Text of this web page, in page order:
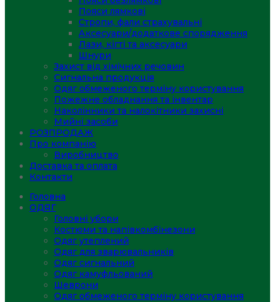
Пояси лямкові
Стропи, фали страхувальні
Аксесуари/додаткове спорядження
Лази, кігті та аксесуари
Шнури
Захист від хімічних речовин
Сигнальна продукція
Одяг обмеженого терміну користування
Пожежне обладнання та інвентар
Наколінники та налокітники захисні
Мийні засоби
РОЗПРОДАЖ
Про компанію
Виробництво
Доставка та оплата
Контакти
Головна
ОДЯГ
Головні убори
Костюми та напівкомбінезони
Одяг утеплений
Одяг для зварювальників
Одяг сигнальний
Одяг камуфльований
Шеврони
Одяг обмеженого терміну користування